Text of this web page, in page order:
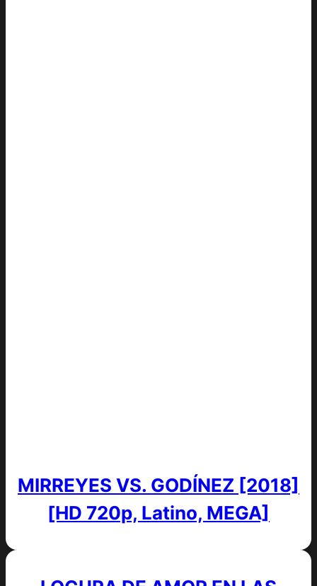
MIRREYES VS. GODÍNEZ [2018]
[HD 720p, Latino, MEGA]